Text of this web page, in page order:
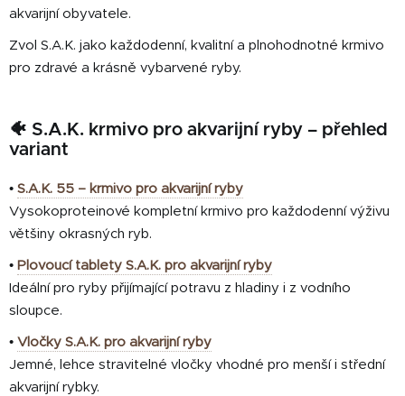
akvarijní obyvatele.
Zvol S.A.K. jako každodenní, kvalitní a plnohodnotné krmivo
pro zdravé a krásně vybarvené ryby.
🐠 S.A.K. krmivo pro akvarijní ryby – přehled
variant
• S.A.K. 55 – krmivo pro akvarijní ryby
Vysokoproteinové kompletní krmivo pro každodenní výživu
většiny okrasných ryb.
• Plovoucí tablety S.A.K. pro akvarijní ryby
Ideální pro ryby přijímající potravu z hladiny i z vodního
sloupce.
• Vločky S.A.K. pro akvarijní ryby
Jemné, lehce stravitelné vločky vhodné pro menší i střední
akvarijní rybky.